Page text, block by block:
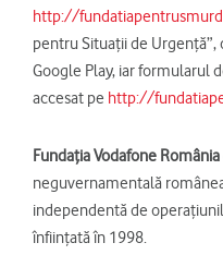
http://
pentru Situații de
Google Play, iar formularul
accesat pe http://
Fundaţia Vodafone România
neguvernamentală
independentă de
înfiinţată în 1998.